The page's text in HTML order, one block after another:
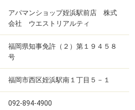
アパマンショップ姪浜駅前店 株式
会社 ウエストリアルティ
福岡県知事免許（２）第１９４５８
号
福岡市西区姪浜駅南１丁目５－１
092-894-4900